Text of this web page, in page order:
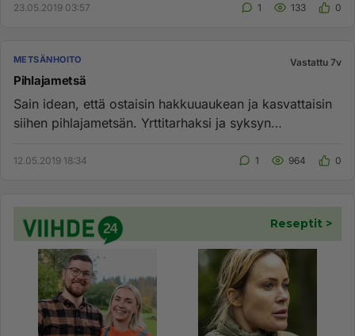
23.05.2019 03:57 1 133 0
METSÄNHOITO Vastattu 7v
Pihlajametsä
Sain idean, että ostaisin hakkuuaukean ja kasvattaisin
siihen pihlajametsän. Yrttitarhaksi ja syksyn
12.05.2019 18:34 1 964 0